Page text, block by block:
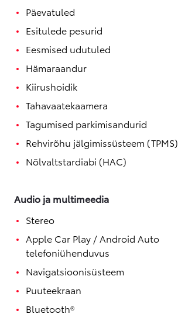
Päevatuled
Esitulede pesurid
Eesmised udutuled
Hämaraandur
Kiirushoidik
Tahavaatekaamera
Tagumised parkimisandurid
Rehvirõhu jälgimissüsteem (TPMS)
Nõlvaltstardiabi (HAC)
Audio ja multimeedia
Stereo
Apple Car Play / Android Auto
telefoniühenduvus
Navigatsioonisüsteem
Puuteekraan
Bluetooth®